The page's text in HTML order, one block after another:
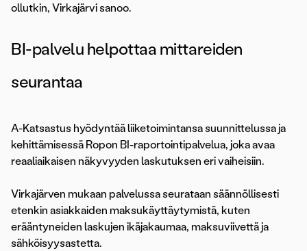
ollutkin, Virkajärvi sanoo.
BI-palvelu helpottaa mittareiden
seurantaa
A-Katsastus hyödyntää liiketoimintansa suunnittelussa ja
kehittämisessä Ropon BI-raportointipalvelua, joka avaa
reaaliaikaisen näkyvyyden laskutuksen eri vaiheisiin.
Virkajärven mukaan palvelussa seurataan säännöllisesti
etenkin asiakkaiden maksukäyttäytymistä, kuten
erääntyneiden laskujen ikäjakaumaa, maksuviivettä ja
sähköisyysastetta.